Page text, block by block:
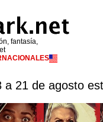
fantasía,
a 21 de agosto